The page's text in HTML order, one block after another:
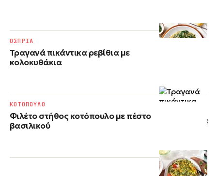
Τραγανά πικάντικα ρεβίθια με
κολοκυθάκια
ΟΣΠΡΙΑ
Φιλέτο στήθος κοτόπουλο με πέστο
βασιλικού
ΚΟΤΟΠΟΥΛΟ